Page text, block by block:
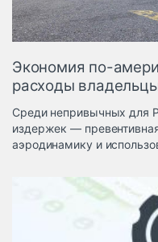
Экономия по-
расходы
Среди непривычных для
издержек —
аэродинамику и